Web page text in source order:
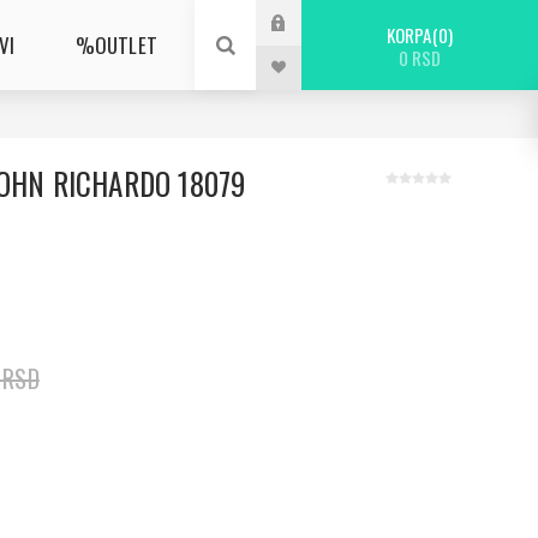
%OUTLET KORPA 0
0 RSD
RICHARDO 18079